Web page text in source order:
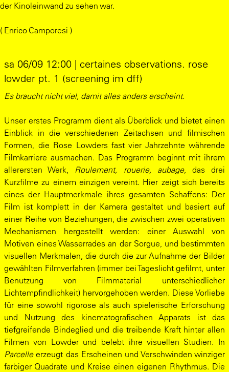
der Kinoleinwand zu sehen war.
( Enrico Camporesi )
sa 06/09 12:00 | certaines observations. rose
lowder pt. 1 (screening im dff)
Es braucht nicht viel, damit alles anders erscheint.
Unser erstes Programm dient als Überblick und bietet einen
Einblick in die verschiedenen Zeitachsen und filmischen
Formen, die Rose Lowders fast vier Jahrzehnte währende
Filmkarriere ausmachen. Das Programm beginnt mit ihrem
allerersten Werk, Roulement, rouerie, aubage, das drei
Kurzfilme zu einem einzigen vereint. Hier zeigt sich bereits
eines der Hauptmerkmale ihres gesamten Schaffens: Der
Film ist komplett in der Kamera gestaltet und basiert auf
einer Reihe von Beziehungen, die zwischen zwei operativen
Mechanismen hergestellt werden: einer Auswahl von
Motiven eines Wasserrades an der Sorgue, und bestimmten
visuellen Merkmalen, die durch die zur Aufnahme der Bilder
gewählten Filmverfahren (immer bei Tageslicht gefilmt, unter
Benutzung von Filmmaterial unterschiedlicher
Lichtempfindlichkeit) hervorgehoben werden. Diese Vorliebe
für eine sowohl rigorose als auch spielerische Erforschung
und Nutzung des kinematografischen Apparats ist das
tiefgreifende Bindeglied und die treibende Kraft hinter allen
Filmen von Lowder und belebt ihre visuellen Studien. In
Parcelleerzeugt das Erscheinen und Verschwinden winziger
farbiger Quadrate und Kreise einen eigenen Rhythmus. Die